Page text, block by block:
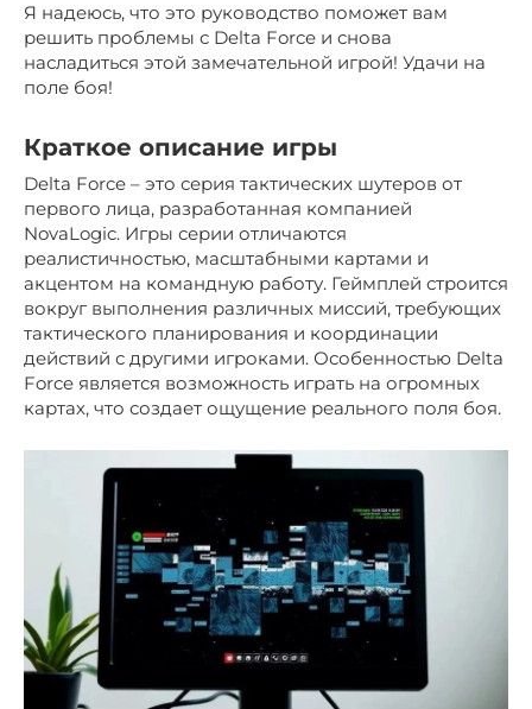
Я надеюсь, что это руководство поможет вам
решить проблемы с Delta Force и снова
насладиться этой замечательной игрой! Удачи на
поле боя!
Краткое описание игры
Delta Force – это серия тактических шутеров от
первого лица, разработанная компанией
NovaLogic. Игры серии отличаются
реалистичностью, масштабными картами и
акцентом на командную работу. Геймплей строится
вокруг выполнения различных миссий, требующих
тактического планирования и координации
действий с другими игроками. Особенностью Delta
Force является возможность играть на огромных
картах, что создает ощущение реального поля боя.